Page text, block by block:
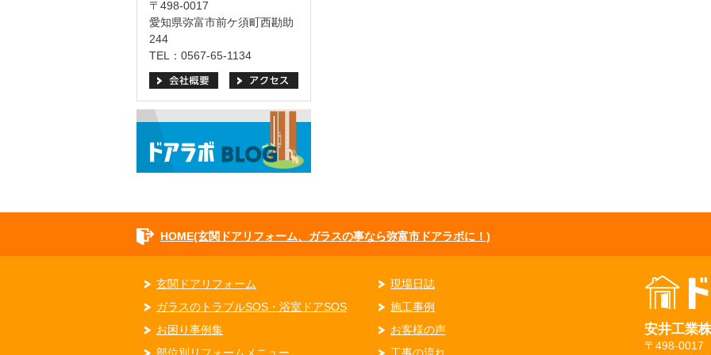
〒498-0017
愛知県弥富市前ケ須町西勘助
244
TEL：0567-65-1134
HOME(玄関ドアリフォーム、ガラスの事なら弥富市ドアラボに！)
玄関ドアリフォーム
現場日誌
ガラスのトラブルSOS・浴室ドアSOS
施工事例
お困り事例集
お客様の声
安井工業
〒498-0017